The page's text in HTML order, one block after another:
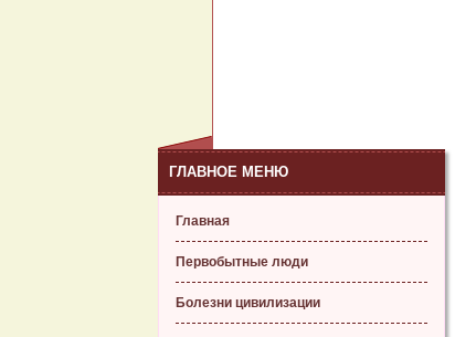
ГЛАВНОЕ МЕНЮ
Главная
Первобытные люди
Болезни цивилизации